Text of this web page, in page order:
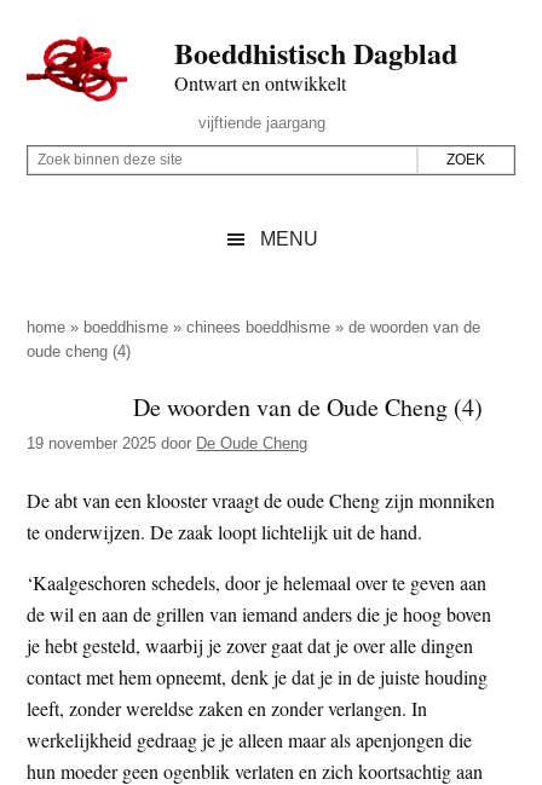
naar
de
inhoud
secondary
naar
de
sidebar
naar
de
Boeddhistisch Dagblad
Ontwart en ontwikkelt
Rechts
vijftiende jaargang
Z
p
d
z
s
i
t
e
Z
i
n
n
e
z
t
MENU
home » boeddhisme »chinees boeddhisme »de woorden van de
oude cheng (4)
De woorden van de Oude Cheng (4)
19 november 2025 door De Oude Cheng
De abt van een klooster vraagt de oude Cheng zijn monniken
te onderwijzen. De zaak loopt lichtelijk uit de hand.
‘Kaalgeschoren schedels, door je helemaal over te geven aan
de wil en aan de grillen van iemand anders die je hoog boven
je hebt gesteld, waarbij je zover gaat dat je over alle dingen
contact met hem opneemt, denk je dat je in de juiste houding
leeft, zonder wereldse zaken en zonder verlangen. In
werkelijkheid gedraag je je alleen maar als apenjongen die
hun moeder geen ogenblik verlaten en zich koortsachtig aan